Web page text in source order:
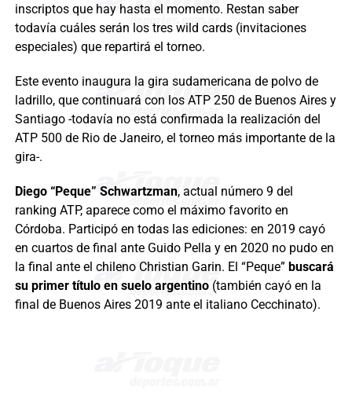
inscriptos que hay hasta el momento. Restan saber
todavía cuáles serán los tres wild cards (invitaciones
especiales) que repartirá el torneo.
Este evento inaugura la gira sudamericana de polvo de
ladrillo, que continuará con los ATP 250 de Buenos Aires y
Santiago -todavía no está confirmada la realización del
ATP 500 de Rio de Janeiro, el torneo más importante de la
gira-.
Diego “Peque” Schwartzman, actual número 9 del
ranking ATP, aparece como el máximo favorito en
Córdoba. Participó en todas las ediciones: en 2019 cayó
en cuartos de final ante Guido Pella y en 2020 no pudo en
la final ante el chileno Christian Garin. El “Peque” buscará
su primer título en suelo argentino (también cayó en la
final de Buenos Aires 2019 ante el italiano Cecchinato).